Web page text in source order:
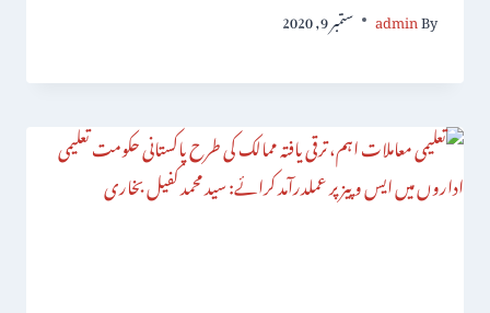
By
admin ستمبر 9, 2020